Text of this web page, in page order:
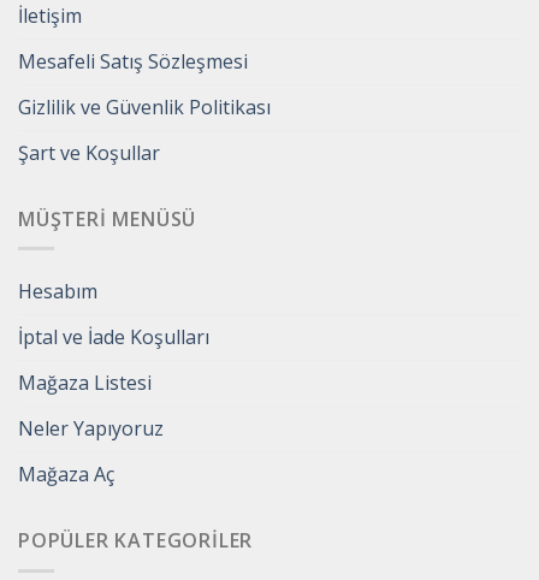
İletişim
Mesafeli Satış Sözleşmesi
Gizlilik ve Güvenlik Politikası
Şart ve Koşullar
MÜŞTERI MENÜSÜ
Hesabım
İptal ve İade Koşulları
Mağaza Listesi
Neler Yapıyoruz
Mağaza Aç
POPÜLER KATEGORILER